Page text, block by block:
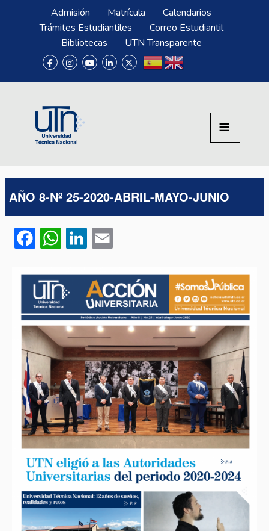
Pasar al contenido principal
Menú SuperiorAdmisión Matrícula
Calendarios
Trámites Estudiantiles
Correo Estudiantil
Bibliotecas
UTN Transparente
AÑO 8-Nº 25-2020-ABRIL-MAYO-JUNIO
FacebookWhatsApp
LinkedIn